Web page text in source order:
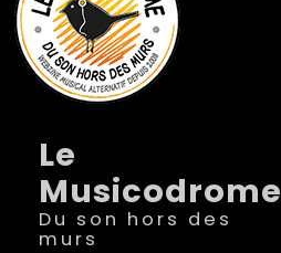
Le
Musicodrome
Du son hors des
murs